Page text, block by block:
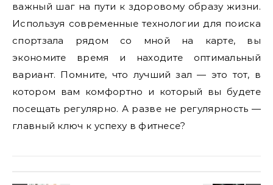
важный шаг на пути к здоровому образу жизни.
Используя современные технологии для поиска
спортзала рядом со мной на карте, вы
экономите время и находите оптимальный
вариант. Помните, что лучший зал — это тот, в
котором вам комфортно и который вы будете
посещать регулярно. А разве не регулярность —
главный ключ к успеху в фитнесе?